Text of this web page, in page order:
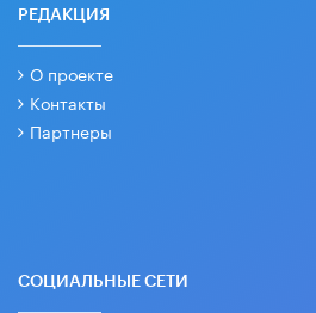
РЕДАКЦИЯ
О проекте
Контакты
Партнеры
СОЦИАЛЬНЫЕ СЕТИ